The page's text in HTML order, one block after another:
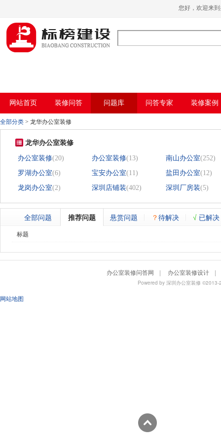
哈密瓜视频,哈密瓜视频app,哈密瓜视频下
载,哈密瓜视频app下载安装
您好，欢迎
网站首页 装修问答 问题库 问答专家 装修案例
全部分类 > 龙华办公室装修
龙华办公室装修
办公室装修(20) 办公室装修(13) 南山办公室(252)
罗湖办公室(6) 宝安办公室(11) 盐田办公室(12)
龙岗办公室(2) 深圳店铺装(402) 深圳厂房装(5)
全部问题 推荐问题 悬赏问题 ？待解决 √ 已解决
标题
办公室装修问答网 | 办公室装修设计 |
Powered by 深圳办公室装修 ©2013-
网站地图